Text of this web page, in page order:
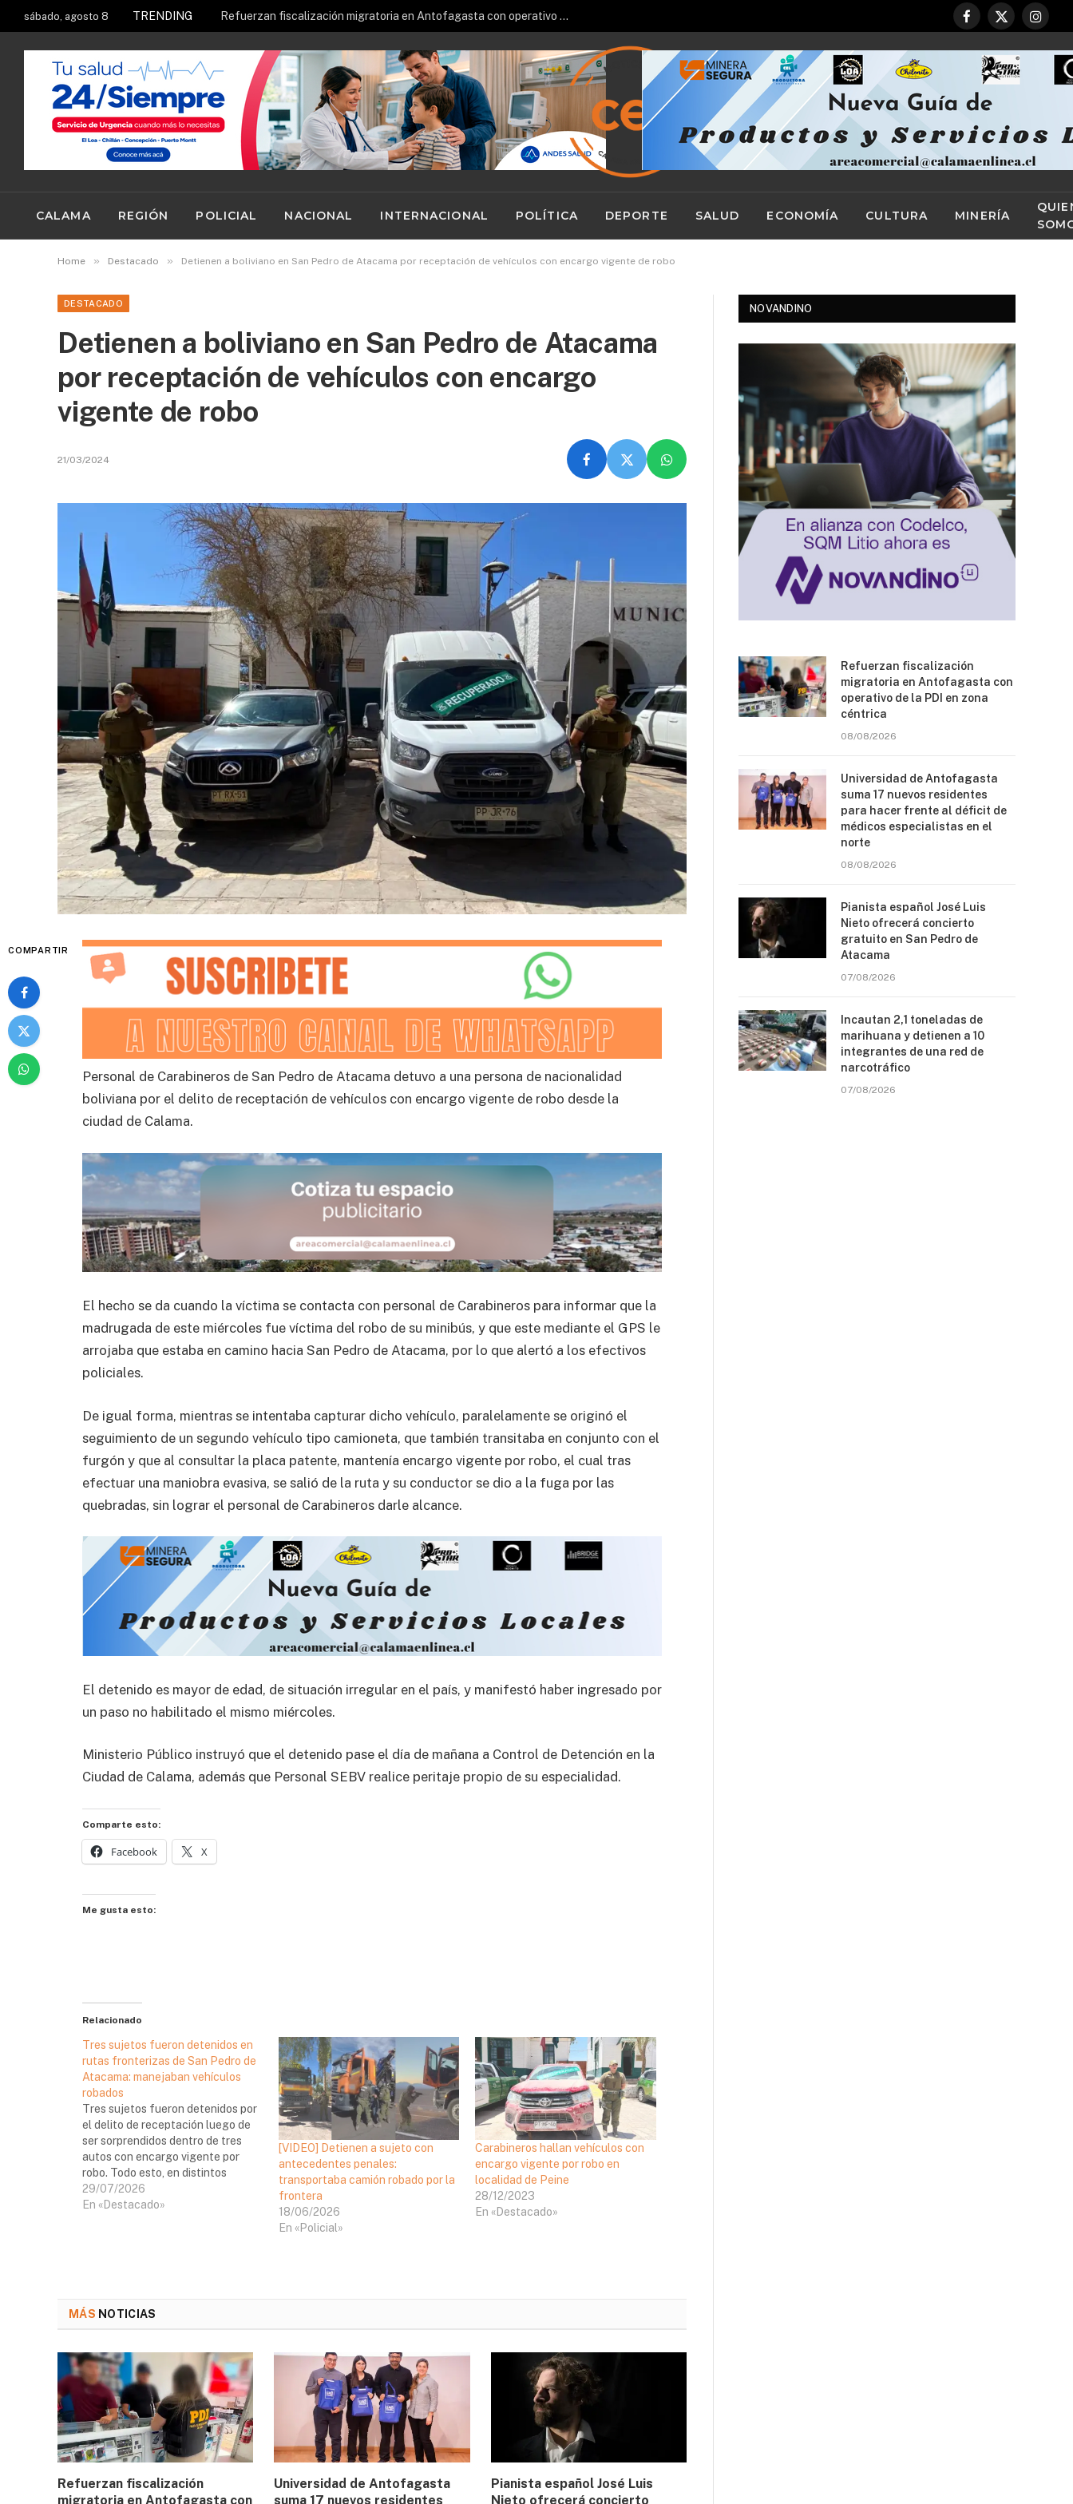
sábado, agosto 8 TRENDING Refuerzan fiscalización migratoria en Antofagasta con operativo de la PDI en zona céntrica
Facebook
X
CALAMA REGIÓN POLICIAL NACIONAL INTERNACIONAL POLÍTICA DEPORTE SALUD ECONOMÍA CULTURA MINERÍA
Home » Destacado » Detienen a boliviano en San Pedro de Atacama por receptación de vehículos con encargo vigente de robo
DESTACADO
Detienen a boliviano en San Pedro de Atacama
por receptación de vehículos con encargo
vigente de robo
21/03/2024
COMPARTIR
Personal de Carabineros de San Pedro de Atacama detuvo a una persona de nacionalidad
boliviana por el delito de receptación de vehículos con encargo vigente de robo desde la
ciudad de Calama.
El hecho se da cuando la víctima se contacta con personal de Carabineros para informar que la
madrugada de este miércoles fue víctima del robo de su minibús, y que este mediante el GPS le
arrojaba que estaba en camino hacia San Pedro de Atacama, por lo que alertó a los efectivos
policiales.
De igual forma, mientras se intentaba capturar dicho vehículo, paralelamente se originó el
seguimiento de un segundo vehículo tipo camioneta, que también transitaba en conjunto con el
furgón y que al consultar la placa patente, mantenía encargo vigente por robo, el cual tras
efectuar una maniobra evasiva, se salió de la ruta y su conductor se dio a la fuga por las
quebradas, sin lograr el personal de Carabineros darle alcance.
El detenido es mayor de edad, de situación irregular en el país, y manifestó haber ingresado por
un paso no habilitado el mismo miércoles.
Ministerio Público instruyó que el detenido pase el día de mañana a Control de Detención en la
Ciudad de Calama, además que Personal SEBV realice peritaje propio de su especialidad.
Comparte esto:
Facebook X
Me gusta esto:
Relacionado
Tres sujetos fueron detenidos en
rutas fronterizas de San Pedro de
Atacama: manejaban vehículos
robados
Tres sujetos fueron detenidos por
el delito de receptación luego de
ser sorprendidos dentro de tres
autos con encargo vigente por
robo. Todo esto, en distintos
procedimientos efectuados entre
viernes y lunes en la ruta 27CH, en
29/07/2026
En «Destacado»
[VIDEO] Detienen a sujeto con
antecedentes penales:
transportaba camión robado por la
frontera
18/06/2026
En «Policial»
Carabineros hallan vehículos con
encargo vigente por robo en
localidad de Peine
28/12/2023
En «Destacado»
MÁS NOTICIAS
Refuerzan fiscalización
migratoria en Antofagasta con
Universidad de Antofagasta
suma 17 nuevos residentes
Pianista español José Luis
Nieto ofrecerá concierto
NOVANDINO
Refuerzan fiscalización
migratoria en Antofagasta con
operativo de la PDI en zona
céntrica
08/08/2026
Universidad de Antofagasta
suma 17 nuevos residentes
para hacer frente al déficit de
médicos especialistas en el
norte
08/08/2026
Pianista español José Luis
Nieto ofrecerá concierto
gratuito en San Pedro de
Atacama
07/08/2026
Incautan 2,1 toneladas de
marihuana y detienen a 10
integrantes de una red de
narcotráfico
07/08/2026